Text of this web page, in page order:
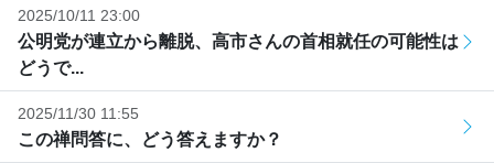
2025/10/11 23:00
公明党が連立から離脱、高市さんの首相就任の可能性は
どうで...
2025/11/30 11:55
この禅問答に、どう答えますか？